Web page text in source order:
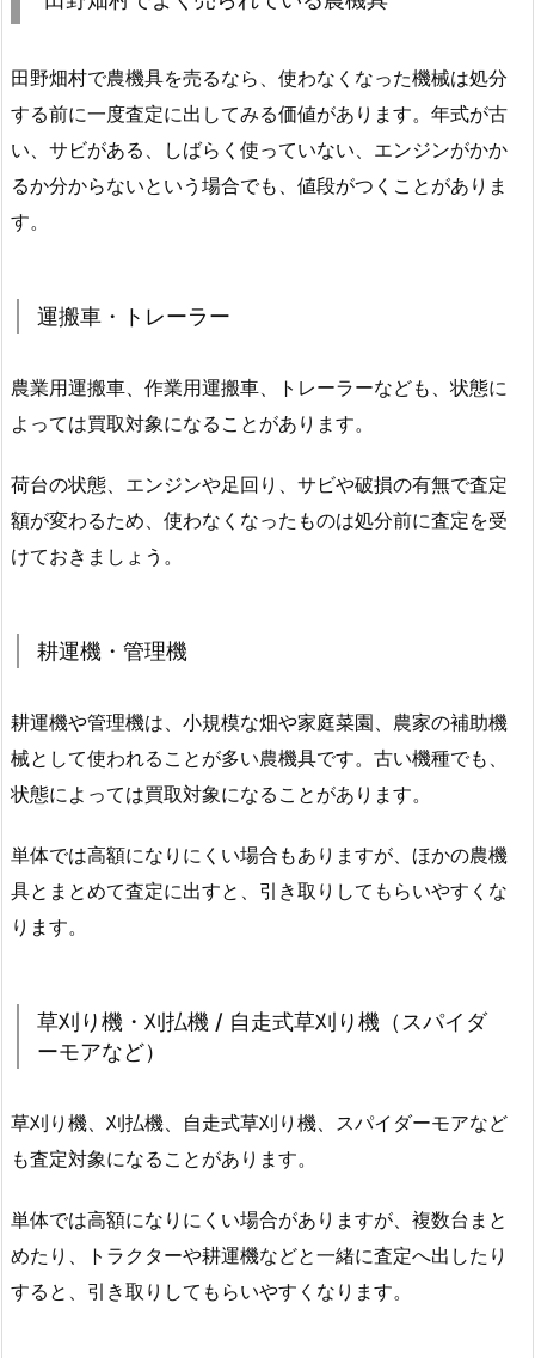
田野畑村で農機具を売るなら、使わなくなった機械は処分
する前に一度査定に出してみる価値があります。年式が古
い、サビがある、しばらく使っていない、エンジンがかか
るか分からないという場合でも、値段がつくことがありま
す。
運搬車・トレーラー
農業用運搬車、作業用運搬車、トレーラーなども、状態に
よっては買取対象になることがあります。
荷台の状態、エンジンや足回り、サビや破損の有無で査定
額が変わるため、使わなくなったものは処分前に査定を受
けておきましょう。
耕運機・管理機
耕運機や管理機は、小規模な畑や家庭菜園、農家の補助機
械として使われることが多い農機具です。古い機種でも、
状態によっては買取対象になることがあります。
単体では高額になりにくい場合もありますが、ほかの農機
具とまとめて査定に出すと、引き取りしてもらいやすくな
ります。
草刈り機・刈払機 / 自走式草刈り機（スパイダ
ーモアなど）
草刈り機、刈払機、自走式草刈り機、スパイダーモアなど
も査定対象になることがあります。
単体では高額になりにくい場合がありますが、複数台まと
めたり、トラクターや耕運機などと一緒に査定へ出したり
すると、引き取りしてもらいやすくなります。